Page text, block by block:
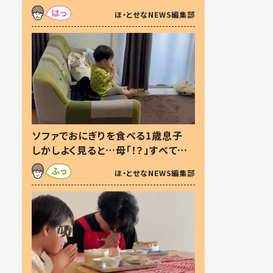
た本音とは
ほ・とせなNEWS編集部
ソファでおにぎりを食べる1歳息子
しかしよく見ると…母「！？」すべてを
察した母の投稿に「可愛いから許
す！」「現行犯〜」
ほ・とせなNEWS編集部